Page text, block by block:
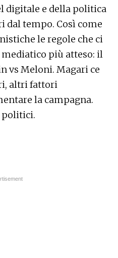
digitale e della politica
dal tempo. Così come
le regole che ci
più atteso: il
vs Meloni. Magari ce
altri fattori
la campagna.
politici.